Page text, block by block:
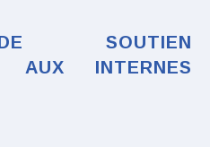
SOUTIEN
AUX INTERNES